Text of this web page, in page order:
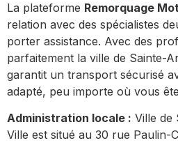
La plateforme Remorquage
relation avec des spécialistes
porter assistance. Avec des
parfaitement la ville de Sainte-
garantit un transport sécurisé
adapté, peu importe où vous
Administration locale : Ville de
Ville est situé au 30 rue Paulin-